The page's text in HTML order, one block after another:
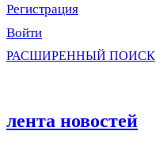
Регистрация
Войти
РАСШИРЕННЫЙ ПОИСК
лента новостей